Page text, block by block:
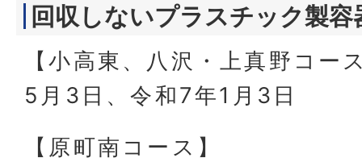
回収しないプラスチック製容
【小高東、八沢・上真野コー
5月3日、令和7年1月3日
【原町南コース】